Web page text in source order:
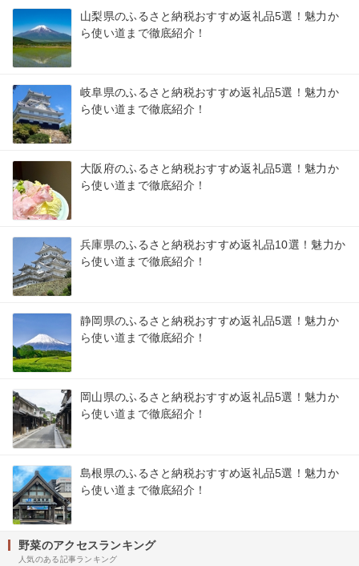
山梨県のふるさと納税おすすめ返礼品5選！魅力か
ら使い道まで徹底紹介！
岐阜県のふるさと納税おすすめ返礼品5選！魅力か
ら使い道まで徹底紹介！
大阪府のふるさと納税おすすめ返礼品5選！魅力か
ら使い道まで徹底紹介！
兵庫県のふるさと納税おすすめ返礼品10選！魅力か
ら使い道まで徹底紹介！
静岡県のふるさと納税おすすめ返礼品5選！魅力か
ら使い道まで徹底紹介！
岡山県のふるさと納税おすすめ返礼品5選！魅力か
ら使い道まで徹底紹介！
島根県のふるさと納税おすすめ返礼品5選！魅力か
ら使い道まで徹底紹介！
野菜のアクセスランキング
人気のある記事ランキング